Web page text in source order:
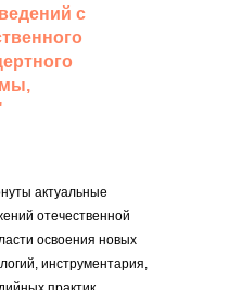
с
актуальные
отечественной
освоения новых
инструментария,